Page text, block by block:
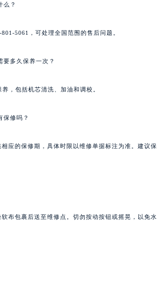
么？
5061，可处理全国范围的售后问题。
要多久保养一次？
，包括机芯清洗、加油和调校。
保修吗？
应的保修期，具体时限以维修单据标注为准。建议保
布包裹后送至维修点。切勿按动按钮或摇晃，以免水